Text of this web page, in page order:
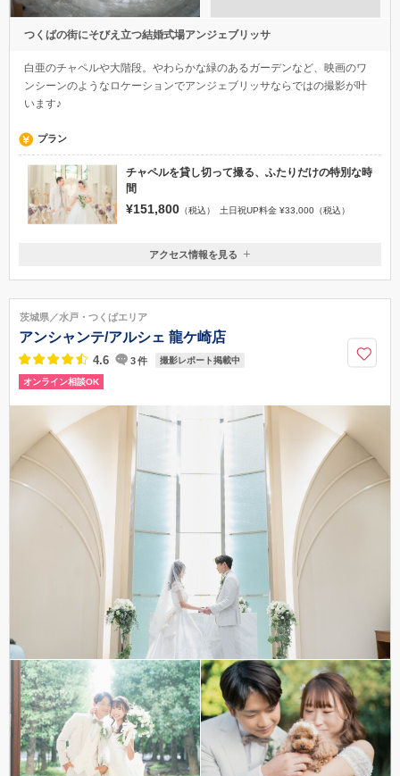
つくばの街にそびえ立つ結婚式場アンジェブリッサ
白亜のチャペルや大階段。やわらかな緑のあるガーデンなど、映画のワ
います♪
プラン
チャペルを貸し切って撮る、ふたりだけの特別な時
¥151,800 （税込） 土日祝UP料金 ¥33,000（税込）
茨城県つくば市東新井38-9
つくばエクスプレスつくば駅から徒歩１４分
茨城県／水戸・つくばエリア
アンシャンテ/アルシェ 龍ケ崎店
オンライン相談OK